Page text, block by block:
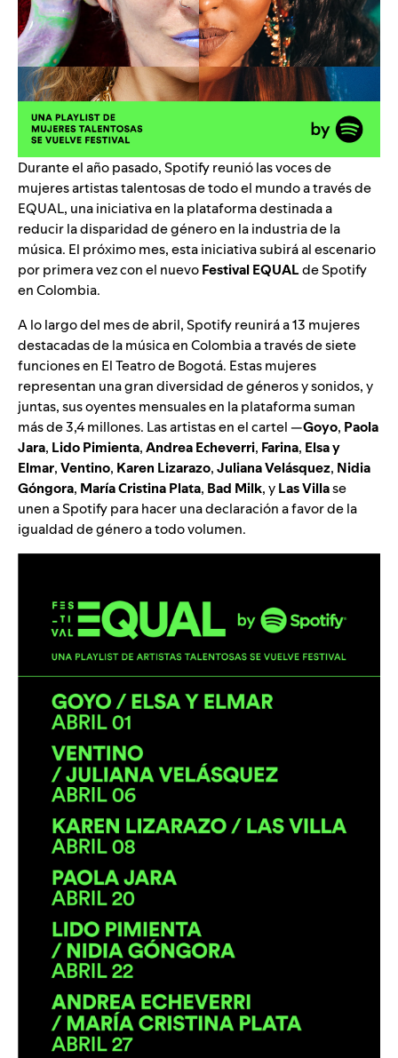
Durante el año pasado, Spotify reunió las voces de
mujeres artistas talentosas de todo el mundo a través de
EQUAL, una iniciativa en la plataforma destinada a
reducir la disparidad de género en la industria de la
música. El próximo mes, esta iniciativa subirá al escenario
por primera vez con el nuevoFestival EQUALde Spotify
en Colombia.
A lo largo del mes de abril, Spotify reunirá a 13 mujeres
destacadas de la música en Colombia a través de siete
funciones en El Teatro de Bogotá. Estas mujeres
representan una gran diversidad de géneros y sonidos, y
juntas, sus oyentes mensuales en la plataforma suman
más de 3,4 millones. Las artistas en el cartel —Goyo, Paola
Jara, LidoPimienta,AndreaEcheverri, Farina, Elsay
Elmar,Ventino, Karen Lizarazo,JulianaVelásquez, Nidia
Góngora, MaríaCristinaPlata, Bad Milk, yLasVillase
unen a Spotify para hacer una declaración a favor de la
igualdad de género a todo volumen.